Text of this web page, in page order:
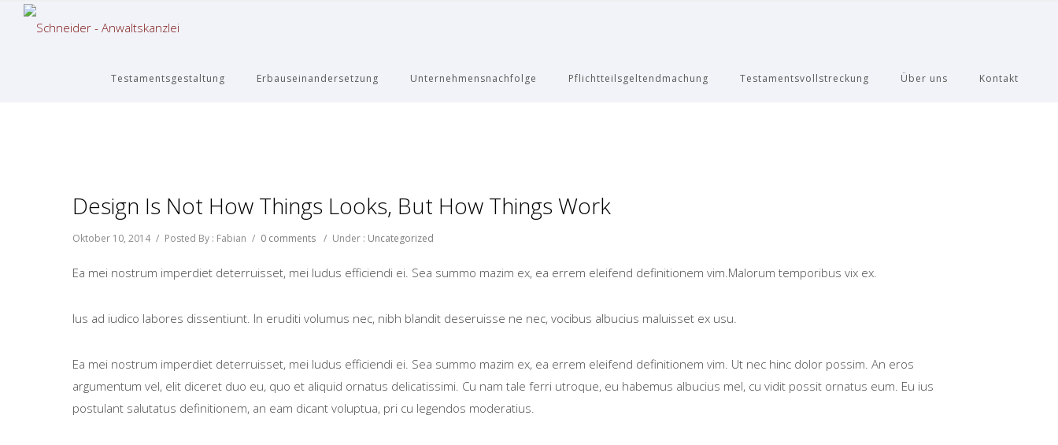
Testamentsgestaltung Erbauseinandersetzung Unternehmensnachfolge Pflichtteilsgeltendmachung Testamentsvollstreckung Über uns Kontakt
Design Is Not How Things Looks, But How Things Work
Oktober 10, 2014 / Posted By : Fabian / 0 comments / Under : Uncategorized
Ea mei nostrum imperdiet deterruisset, mei ludus efficiendi ei. Sea summo mazim ex, ea errem eleifend definitionem vim.Malorum temporibus vix ex.
Ius ad iudico labores dissentiunt. In eruditi volumus nec, nibh blandit deseruisse ne nec, vocibus albucius maluisset ex usu.
Ea mei nostrum imperdiet deterruisset, mei ludus efficiendi ei. Sea summo mazim ex, ea errem eleifend definitionem vim. Ut nec hinc dolor possim. An eros
argumentum vel, elit diceret duo eu, quo et aliquid ornatus delicatissimi. Cu nam tale ferri utroque, eu habemus albucius mel, cu vidit possit ornatus eum. Eu ius
postulant salutatus definitionem, an eam dicant voluptua, pri cu legendos moderatius.